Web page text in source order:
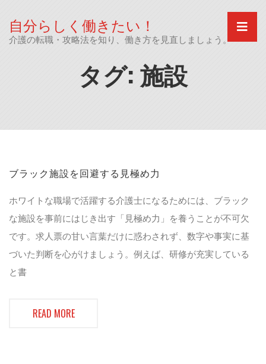
content
自分らしく働きたい！
介護の転職・攻略法を知り、働き方を見直しましょう。
タグ: 施設
ブラック施設を回避する見極め力
ホワイトな職場で活躍する介護士になるためには、ブラック
な施設を事前にはじき出す「見極め力」を養うことが不可欠
です。求人票の甘い言葉だけに惑わされず、数字や事実に基
づいた判断を心がけましょう。例えば、研修が充実している
と書
READ MORE